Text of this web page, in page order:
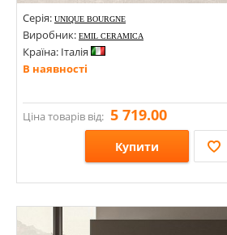
Серія: UNIQUE BOURGNE
Виробник: EMIL CERAMICA
Країна: Італія
В наявності
Ціна товарів від: 5 719.00
Купити
Розміри: 1200х1200х9;
Стилі: Під камінь;
Кольори: